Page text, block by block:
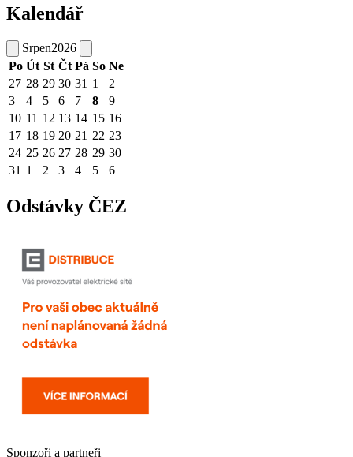
Kalendář
Srpen2026
Po Út St Čt Pá So Ne
27 28 29 30 31 1
2
3
4 5 6 7 8
9
10 11 12 13 14 15 16
17 18 19 20 21 22 23
24 25 26 27 28 29 30
31 1 2 3 4 5 6
Odstávky ČEZ
Sponzoři a partneři